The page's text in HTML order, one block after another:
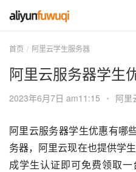
首页 阿里云学生服务器
阿里云服务器学生
2023年6月7日 am11:15 • 阿里
阿里云服务器学生优惠有哪
务器，阿里云现在也提供学
成学生认证即可免费领取